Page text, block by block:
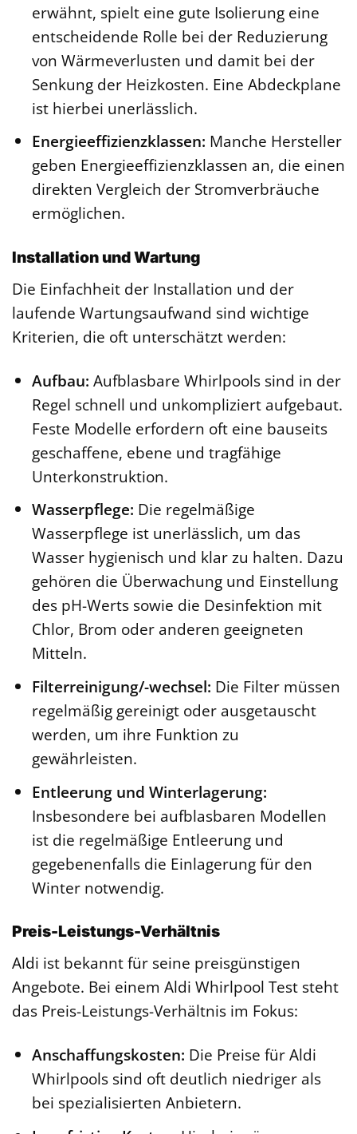
erwähnt, spielt eine gute Isolierung eine
entscheidende Rolle bei der Reduzierung
von Wärmeverlusten und damit bei der
Senkung der Heizkosten. Eine Abdeckplane
ist hierbei unerlässlich.
Energieeffizienzklassen: Manche Hersteller
geben Energieeffizienzklassen an, die einen
direkten Vergleich der Stromverbräuche
ermöglichen.
Installation und Wartung
Die Einfachheit der Installation und der
laufende Wartungsaufwand sind wichtige
Kriterien, die oft unterschätzt werden:
Aufbau: Aufblasbare Whirlpools sind in der
Regel schnell und unkompliziert aufgebaut.
Feste Modelle erfordern oft eine bauseits
geschaffene, ebene und tragfähige
Unterkonstruktion.
Wasserpflege: Die regelmäßige
Wasserpflege ist unerlässlich, um das
Wasser hygienisch und klar zu halten. Dazu
gehören die Überwachung und Einstellung
des pH-Werts sowie die Desinfektion mit
Chlor, Brom oder anderen geeigneten
Mitteln.
Filterreinigung/-wechsel: Die Filter müssen
regelmäßig gereinigt oder ausgetauscht
werden, um ihre Funktion zu
gewährleisten.
Entleerung und Winterlagerung:
Insbesondere bei aufblasbaren Modellen
ist die regelmäßige Entleerung und
gegebenenfalls die Einlagerung für den
Winter notwendig.
Preis-Leistungs-Verhältnis
Aldi ist bekannt für seine preisgünstigen
Angebote. Bei einem Aldi Whirlpool Test steht
das Preis-Leistungs-Verhältnis im Fokus:
Anschaffungskosten: Die Preise für Aldi
Whirlpools sind oft deutlich niedriger als
bei spezialisierten Anbietern.